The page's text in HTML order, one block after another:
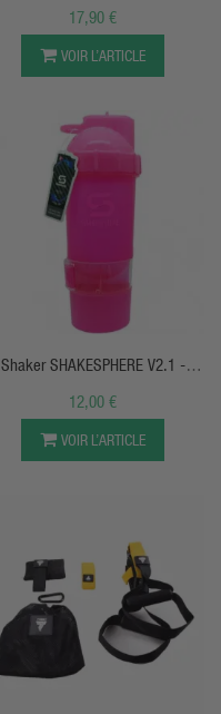
17,90 €
VOIR L’ARTICLE
APERÇU RAPIDE
Shaker SHAKESPHERE V2.1 -
700ml
12,00 €
VOIR L’ARTICLE